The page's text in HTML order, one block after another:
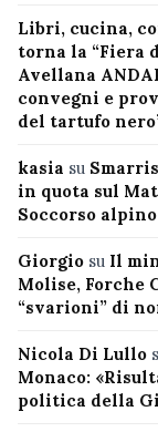
Libri, cucina,
torna la “Fiera
Avellana
convegni e
del tartufo
kasia su
in quota sul
Soccorso alpino
Giorgio su Il
Molise, Forche
“svarioni” di
Nicola Di Lullo
Monaco:
politica della